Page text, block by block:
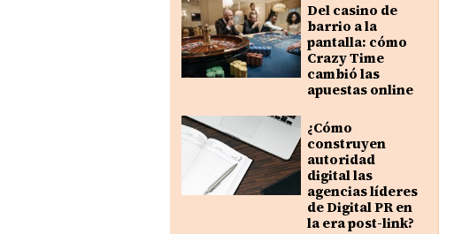
Del casino de
barrio a la
pantalla: cómo
Crazy Time
cambió las
apuestas online
¿Cómo
construyen
autoridad
digital las
agencias líderes
de Digital PR en
la era post-link?